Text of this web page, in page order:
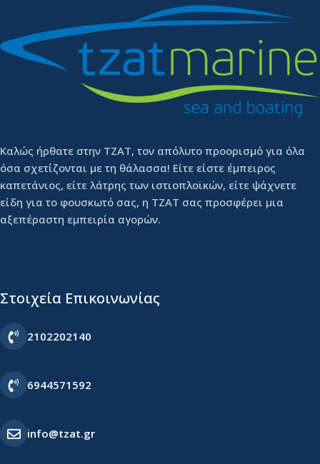
Καλώς ήρθατε στην ΤΖΑΤ, τον απόλυτο προορισμό για όλα
όσα σχετίζονται με τη θάλασσα! Είτε είστε έμπειρος
καπετάνιος, είτε λάτρης των ιστιοπλοϊκών, είτε ψάχνετε
είδη για το φουσκωτό σας, η ΤΖΑΤ σας προσφέρει μια
αξεπέραστη εμπειρία αγορών.
Στοιχεία Επικοινωνίας
2102202140
6944571592
info@tzat.gr